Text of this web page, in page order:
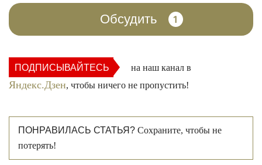
Обсудить 1
ПОДПИСЫВАЙТЕСЬ на наш канал в
Яндекс.Дзен, чтобы ничего не пропустить!
ПОНРАВИЛАСЬ СТАТЬЯ? Сохраните, чтобы не
потерять!